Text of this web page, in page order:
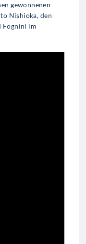
gewonnenen
Nishioka, den
Fognini im